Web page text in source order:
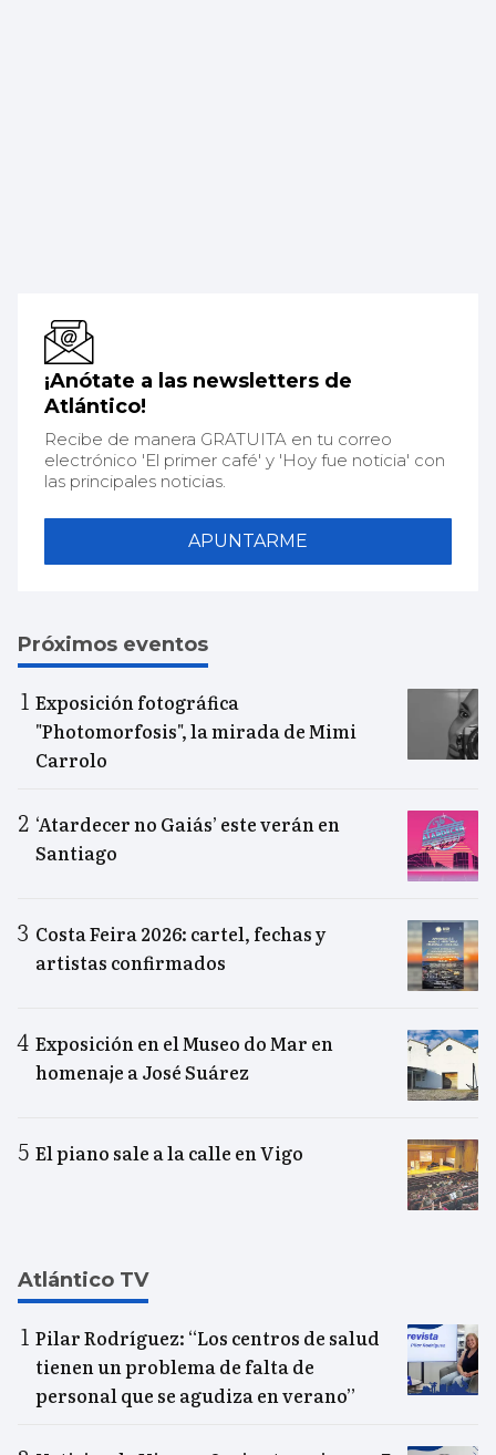
¡Anótate a las newsletters de
Atlántico!
Recibe de manera GRATUITA en tu correo
electrónico 'El primer café' y 'Hoy fue noticia' con
las principales noticias.
APUNTARME
Próximos eventos
Exposición fotográfica
"Photomorfosis", la mirada de Mimi
Carrolo
‘Atardecer no Gaiás’ este verán en
Santiago
Costa Feira 2026: cartel, fechas y
artistas confirmados
Exposición en el Museo do Mar en
homenaje a José Suárez
El piano sale a la calle en Vigo
Atlántico TV
Pilar Rodríguez: “Los centros de salud
tienen un problema de falta de
personal que se agudiza en verano”